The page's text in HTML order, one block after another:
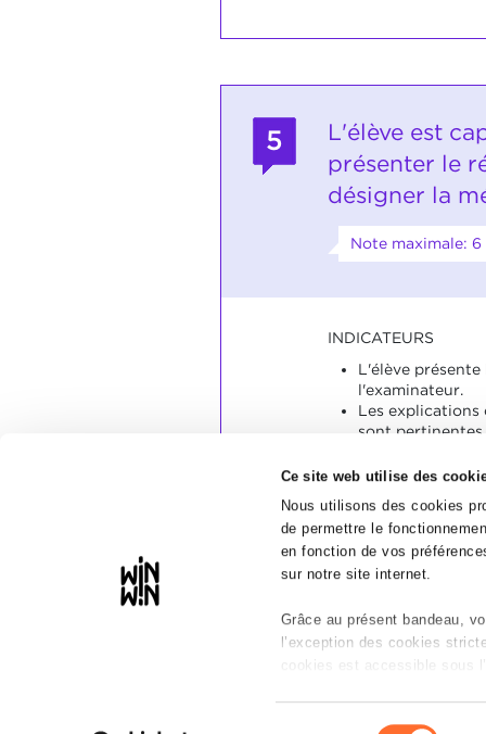
Ce site web utilise des
Nous utilisons des cookies
de permettre le
en fonction de vos
sur notre site internet.
Grâce au présent bandeau,
l’exception des cookies
5
L'élève est
présenter le
désigner la
Note maximale: 6
INDICATEURS
L'élève
l'examinateur.
Les explications
sont pertinentes
SOCLES
L'élève a
professionnelle.